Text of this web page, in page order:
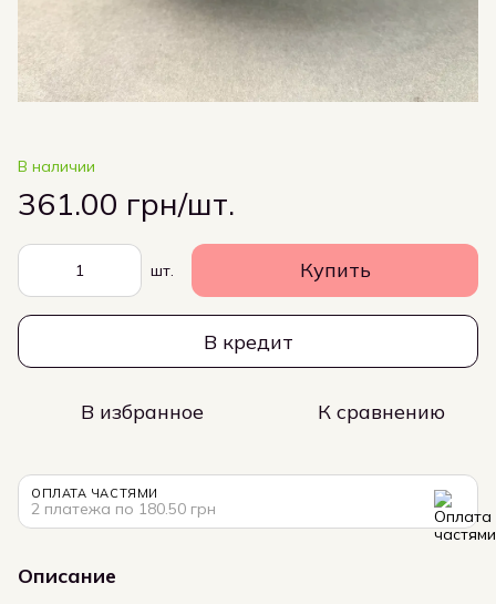
В наличии
361.00 грн/шт.
шт. Купить
В кредит
В избранное К сравнению
ОПЛАТА ЧАСТЯМИ
2 платежа по 180.50 грн
Описание